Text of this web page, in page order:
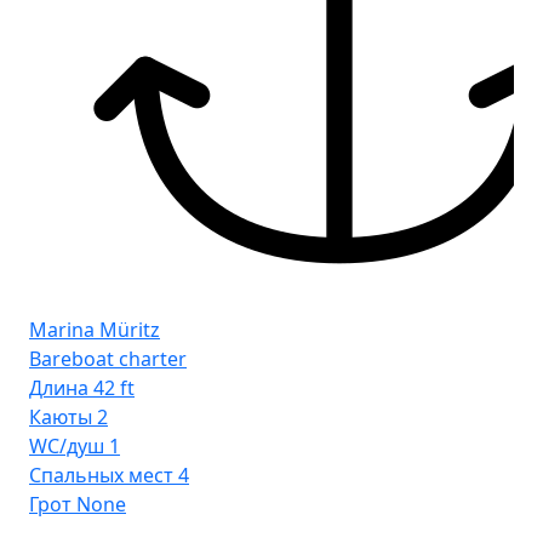
Marina Müritz
Bareboat charter
Длина 42 ft
Каюты 2
WC/душ 1
Спальных мест4
Грот None